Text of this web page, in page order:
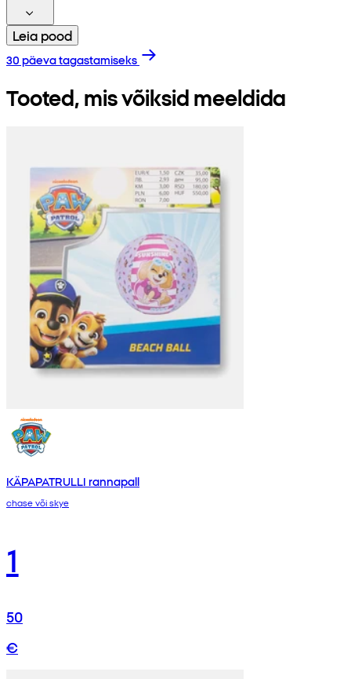
Leia pood
30 päeva tagastamiseks
Tooted, mis võiksid meeldida
KÄPAPATRULLI rannapall
chase või skye
1
50
€